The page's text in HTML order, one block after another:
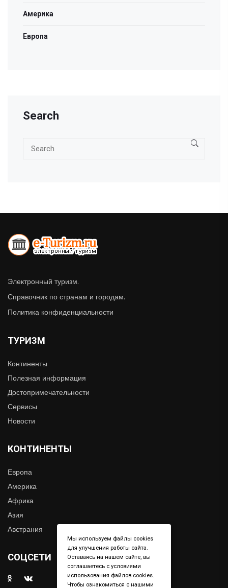
Америка
Европа
Search
Электронный туризм.
Справочник по странам и городам.
Политика конфиденциальности
ТУРИЗМ
Континенты
Полезная информация
Достопримечательности
Сервисы
Новости
КОНТИНЕНТЫ
Европа
Америка
Африка
Азия
Австрания
СОЦСЕТИ
Мы используем файлы cookies
для улучшения работы сайта.
Оставаясь на нашем сайте, вы
соглашаетесь с условиями
использования файлов cookies.
Чтобы ознакомиться с нашими